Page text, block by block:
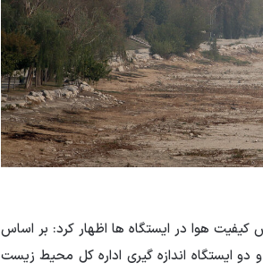
هوا در ایستگاه ها اظهار کرد: بر اساس
اصفهان و دو ایستگاه اندازه گیری اداره کل محیط زیست